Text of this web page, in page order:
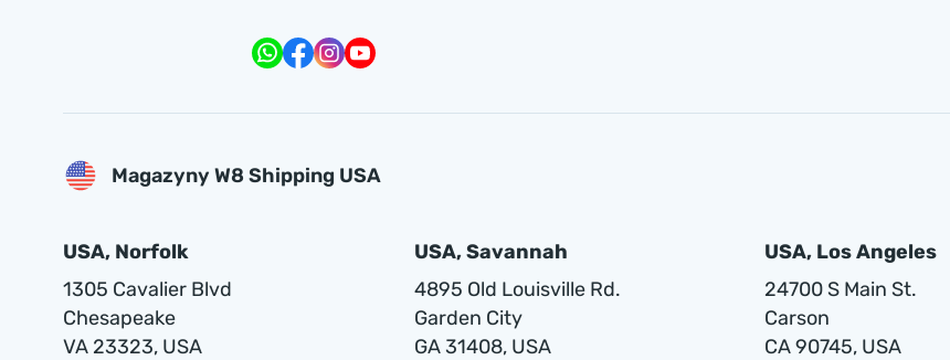
Magazyny W8 Shipping USA
USA, Norfolk
1305 Cavalier Blvd
Chesapeake
VA 23323, USA
USA, Savannah
4895 Old Louisville Rd.
Garden City
GA 31408, USA
USA, Los Angeles
24700 S Main St.
Carson
CA 90745, USA